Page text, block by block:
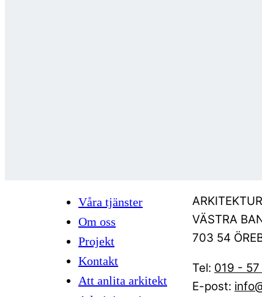
Våra tjänster
Om oss
Projekt
Kontakt
Att anlita arkitekt
VÄSTRA
703 54
Tel: 019 -
E-post: